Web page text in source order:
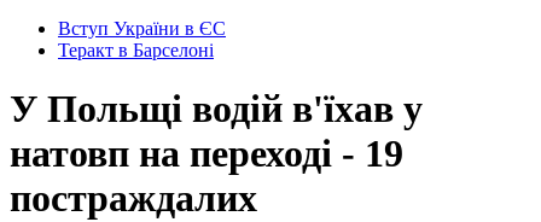
Вступ України в ЄС
Теракт в Барселоні
У Польщі водій в'їхав у
натовп на переході - 19
постраждалих